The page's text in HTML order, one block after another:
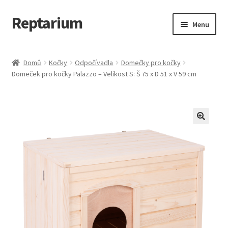
Přeskočit
na
Přejít
k
webu
Reptarium Menu
Košík
Pokladna
Domů Kočky Odpočívadla
Domečky pro kočky
Domeček pro kočky Palazzo – Velikost S: Š 75 x D 51 x V 59 cm